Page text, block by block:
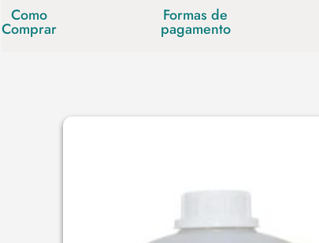
Como
Comprar
Formas de
pagamento